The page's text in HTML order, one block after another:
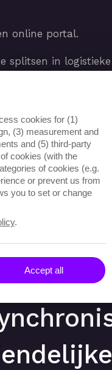
online portal.
splitsen in
worden
toegang
cookies for (1)
(3) measurement and
and (5) third-party
cookies (with the
of cookies (e.g.
or prevent us from
you to set or change
.
Accept all